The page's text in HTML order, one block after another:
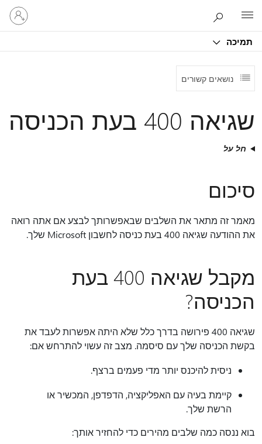
תמיכה
היכנס
לחשבון
שלך
נושאים קשורים
שגיאה 400 בעת הכניסה
חל על
סיכום
מאמר זה מתאר את השלבים שבאפשרותך לבצע אם אתה רואה
את ההודעה שגיאה 400 בעת כניסה לחשבון Microsoft שלך.
מקבל שגיאה 400 בעת
הכניסה?
שגיאה 400 פירושה בדרך כלל שלא היתה אפשרות לעבד את
בקשת הכניסה שלך עם סיסמה. מצב זה עשוי להתרחש אם:
ניסית להיכנס יותר מדי פעמים ברצף.
קיימת בעיה עם האפליקציה, הדפדפן, המכשיר או
הרשת שלך.
בוא ננסה כמה שלבים מהירים כדי להחזיר אותך: